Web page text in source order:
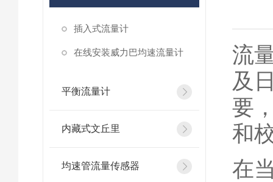
插入式流量计
在线安装威力巴均速流量计
平衡流量计
内藏式文丘里
均速管流量传感器
流
及
要
和
在